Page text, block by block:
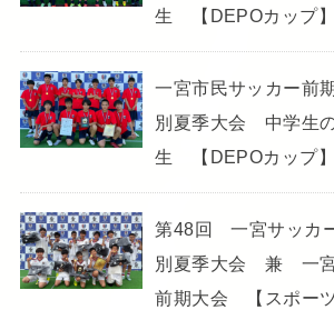
生 【DEPOカップ】
一宮市民サッカー
別夏季大会 中学生
生 【DEPOカップ】
第48回 一宮サッカ
別夏季大会 兼 一宮
前期大会 【スポー